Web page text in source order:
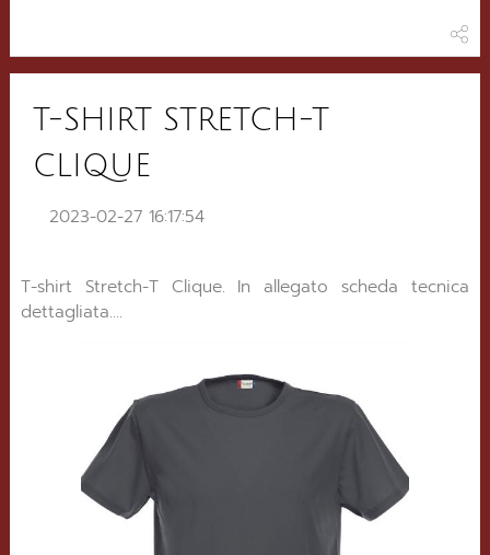
T-SHIRT STRETCH-T
CLIQUE
2023-02-27 16:17:54
T-shirt Stretch-T Clique. In allegato scheda tecnica
dettagliata....